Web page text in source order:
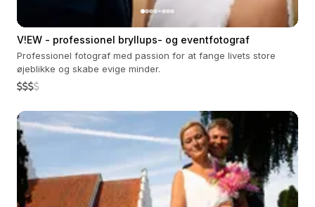
V!EW - professionel bryllups- og eventfotograf
Professionel fotograf med passion for at fange livets store
øjeblikke og skabe evige minder.